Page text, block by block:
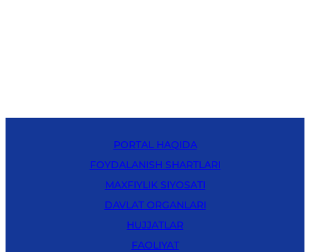
PORTAL HAQIDA
FOYDALANISH SHARTLARI
MAXFIYLIK SIYOSATI
DAVLAT ORGANLARI
HUJJATLAR
FAOLIYAT